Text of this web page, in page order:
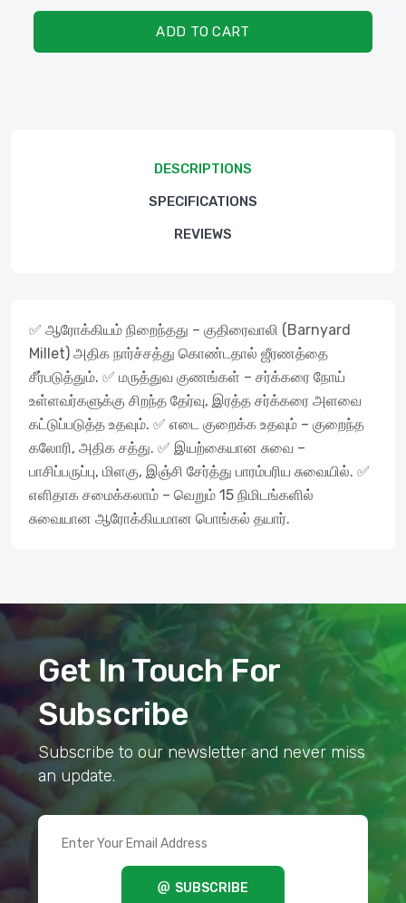
ADD TO CART
DESCRIPTIONS
SPECIFICATIONS
REVIEWS
✅ ஆரோக்கியம் நிறைந்தது – குதிரைவாலி (Barnyard
Millet) அதிக நார்ச்சத்து கொண்டதால் ஜீரணத்தை
சீர்படுத்தும். ✅ மருத்துவ குணங்கள் – சர்க்கரை நோய்
உள்ளவர்களுக்கு சிறந்த தேர்வு, இரத்த சர்க்கரை அளவை
கட்டுப்படுத்த உதவும். ✅ எடை குறைக்க உதவும் – குறைந்த
கலோரி, அதிக சத்து. ✅ இயற்கையான சுவை –
பாசிப்பருப்பு, மிளகு, இஞ்சி சேர்த்து பாரம்பரிய சுவையில். ✅
எளிதாக சமைக்கலாம் – வெறும் 15 நிமிடங்களில்
சுவையான ஆரோக்கியமான பொங்கல் தயார்.
Get In Touch For
Subscribe
Subscribe to our newsletter and never miss
an update.
SUBSCRIBE